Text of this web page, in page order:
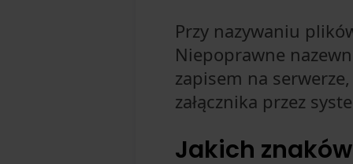
Przy nazywaniu
Niepoprawne
zapisem na
załącznika przez
Jakich